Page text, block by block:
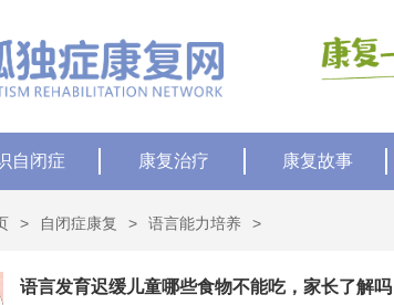
自闭症 康复治疗 康复故事
> 自闭症康复 > 语言能力培养 >
语言发育迟缓儿童哪些食物不能吃，家长了解吗